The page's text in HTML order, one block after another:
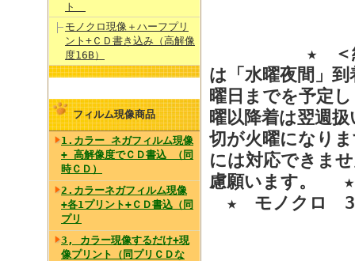
ト
モノクロ現像＋ハーフプリ
ント+ＣＤ書き込み（高解像
度16B）
フィルム現像商品
1.カラー ネガフィルム現像
+ 高解像度でＣＤ書込 （同
時ＣＤ）
2.カラーネガフィルム現像
+各1プリント+ＣＤ書込（同
プリ
3, カラー現像するだけ+現
像プリント（同プリＣＤな
★ ＜納期＞
は「水曜夜間」
曜日までを予定
曜以降着は翌週
切が火曜になり
には対応できま
慮願います。 ★
★ モノクロ